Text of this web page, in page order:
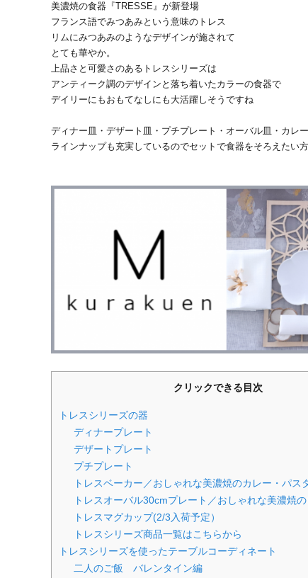
美濃焼の食器『TRESSE』が新登場
フランス語でみつあみという意味のトレス
リムにみつあみのようなデザインが施されて
とても華やか。
上品さと可愛さのあるトレスシリーズは
アンティーク調のデザインと落ち着いたカラーの食器で
デイリーにもおもてなしにも大活躍しそうですね
ディナー皿・デザート皿・プチプレート・オーバル皿・カレ
ラインナップも充実しているのでセットで食器をそろえたい
クリックできる目次
トレスシリーズの器
ディナープレート
デザートプレート
プチプレート
トレスベーカー／おしゃれな美濃焼のカレー・パス
トレスオーバル30cmプレート／おしゃれな美濃焼
トレスマグカップ(2/3入荷予定）
トレスシリーズ商品一覧はこちらから
トレスシリーズを使ったテーブルコーディネート
二人のご飯 バレンタイン編